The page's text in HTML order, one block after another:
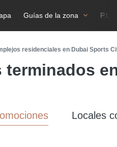
Guías de la zona P.U.F
residenciales en Dubai Sports
Locales